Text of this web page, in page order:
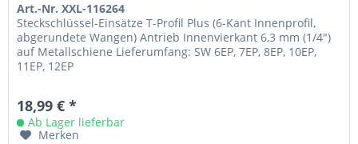
Art.-Nr. XXL-116264
Steckschlüssel-Einsätze T-Profil Plus (6-Kant Innenprofil,
abgerundete Wangen) Antrieb Innenvierkant 6,3 mm (1/4")
auf Metallschiene Lieferumfang: SW 6EP, 7EP, 8EP, 10EP,
11EP, 12EP
18,99 € *
Ab Lager lieferbar
Merken